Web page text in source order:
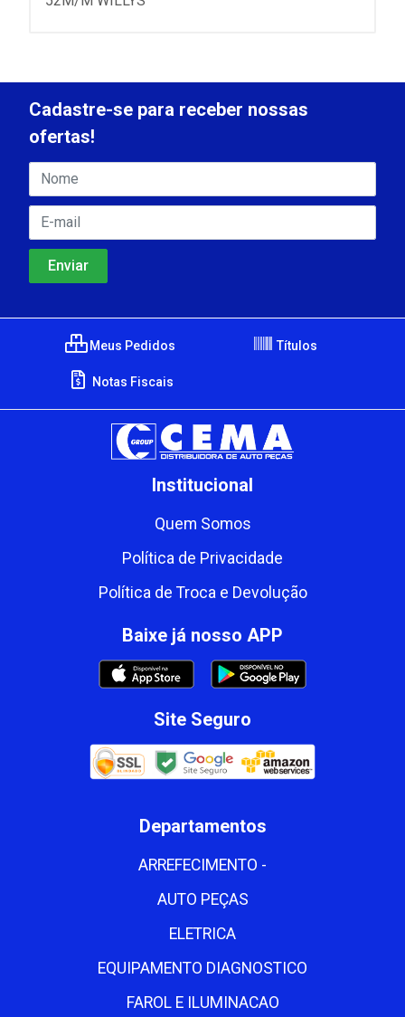
Cadastre-se para receber nossas
ofertas!
Meus Pedidos Títulos
Notas Fiscais
Institucional
Quem Somos
Política de Privacidade
Política de Troca e Devolução
Baixe já nosso APP
Site Seguro
Departamentos
ARREFECIMENTO -
AUTO PEÇAS
ELETRICA
EQUIPAMENTO DIAGNOSTICO
FAROL E ILUMINACAO